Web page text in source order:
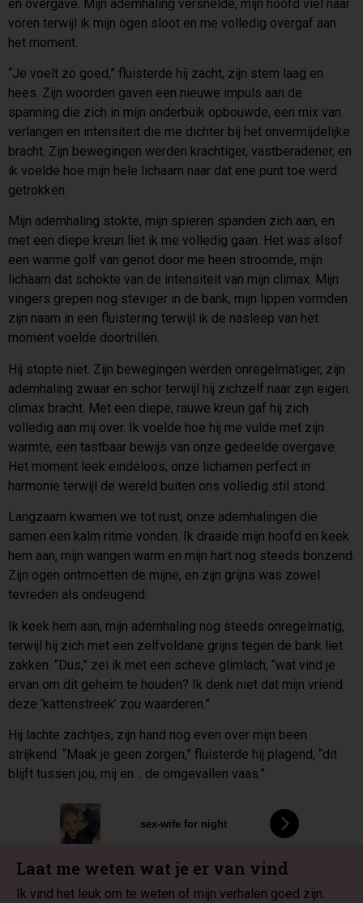
en overgave. Mijn ademhaling versnelde, mijn hoofd viel naar
voren terwijl ik mijn ogen sloot en me volledig overgaf aan
het moment.
“Je voelt zo goed,” fluisterde hij zacht, zijn stem laag en
hees. Zijn woorden gaven een nieuwe impuls aan de
spanning die zich in mijn onderbuik opbouwde, een mix van
verlangen en intensiteit die me dichter bij het onvermijdelijke
bracht. Zijn bewegingen werden krachtiger, vastberadener, en
ik voelde hoe mijn hele lichaam naar dat ene punt toe werd
getrokken.
Mijn ademhaling stokte, mijn spieren spanden zich aan, en
met een diepe kreun liet ik me volledig gaan. Het was alsof
een warme golf van genot door me heen stroomde, mijn
lichaam dat schokte van de intensiteit van mijn climax. Mijn
vingers grepen nog steviger in de bank, mijn lippen vormden
zijn naam in een fluistering terwijl ik de nasleep van het
moment voelde doortrillen.
Hij stopte niet. Zijn bewegingen werden onregelmatiger, zijn
ademhaling zwaar en schor terwijl hij zichzelf naar zijn eigen
climax bracht. Met een diepe, rauwe kreun gaf hij zich
volledig aan mij over. Ik voelde hoe hij me vulde met zijn
warmte, een tastbaar bewijs van onze gedeelde overgave.
Het moment leek eindeloos, onze lichamen perfect in
harmonie terwijl de wereld buiten ons volledig stil stond.
Langzaam kwamen we tot rust, onze ademhalingen die
samen een kalm ritme vonden. Ik draaide mijn hoofd en keek
hem aan, mijn wangen warm en mijn hart nog steeds bonzend.
Zijn ogen ontmoetten de mijne, en zijn grijns was zowel
tevreden als ondeugend.
Ik keek hem aan, mijn ademhaling nog steeds onregelmatig,
terwijl hij zich met een zelfvoldane grijns tegen de bank liet
zakken. “Dus,” zei ik met een scheve glimlach, “wat vind je
ervan om dit geheim te houden? Ik denk niet dat mijn vriend
deze ‘kattenstreek’ zou waarderen.”
Hij lachte zachtjes, zijn hand nog even over mijn been
strijkend. “Maak je geen zorgen,” fluisterde hij plagend, “dit
blijft tussen jou, mij en… de omgevallen vaas.”
sex-wife for night
Laat me weten wat je er van vind
Ik vind het leuk om te weten of mijn verhalen goed zijn.